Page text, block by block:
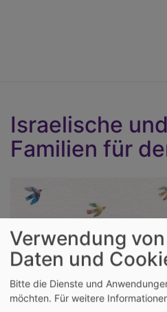
Israelische
Familien für
Verwendung
Daten und
Bitte die Dienste und
möchten. Für weitere